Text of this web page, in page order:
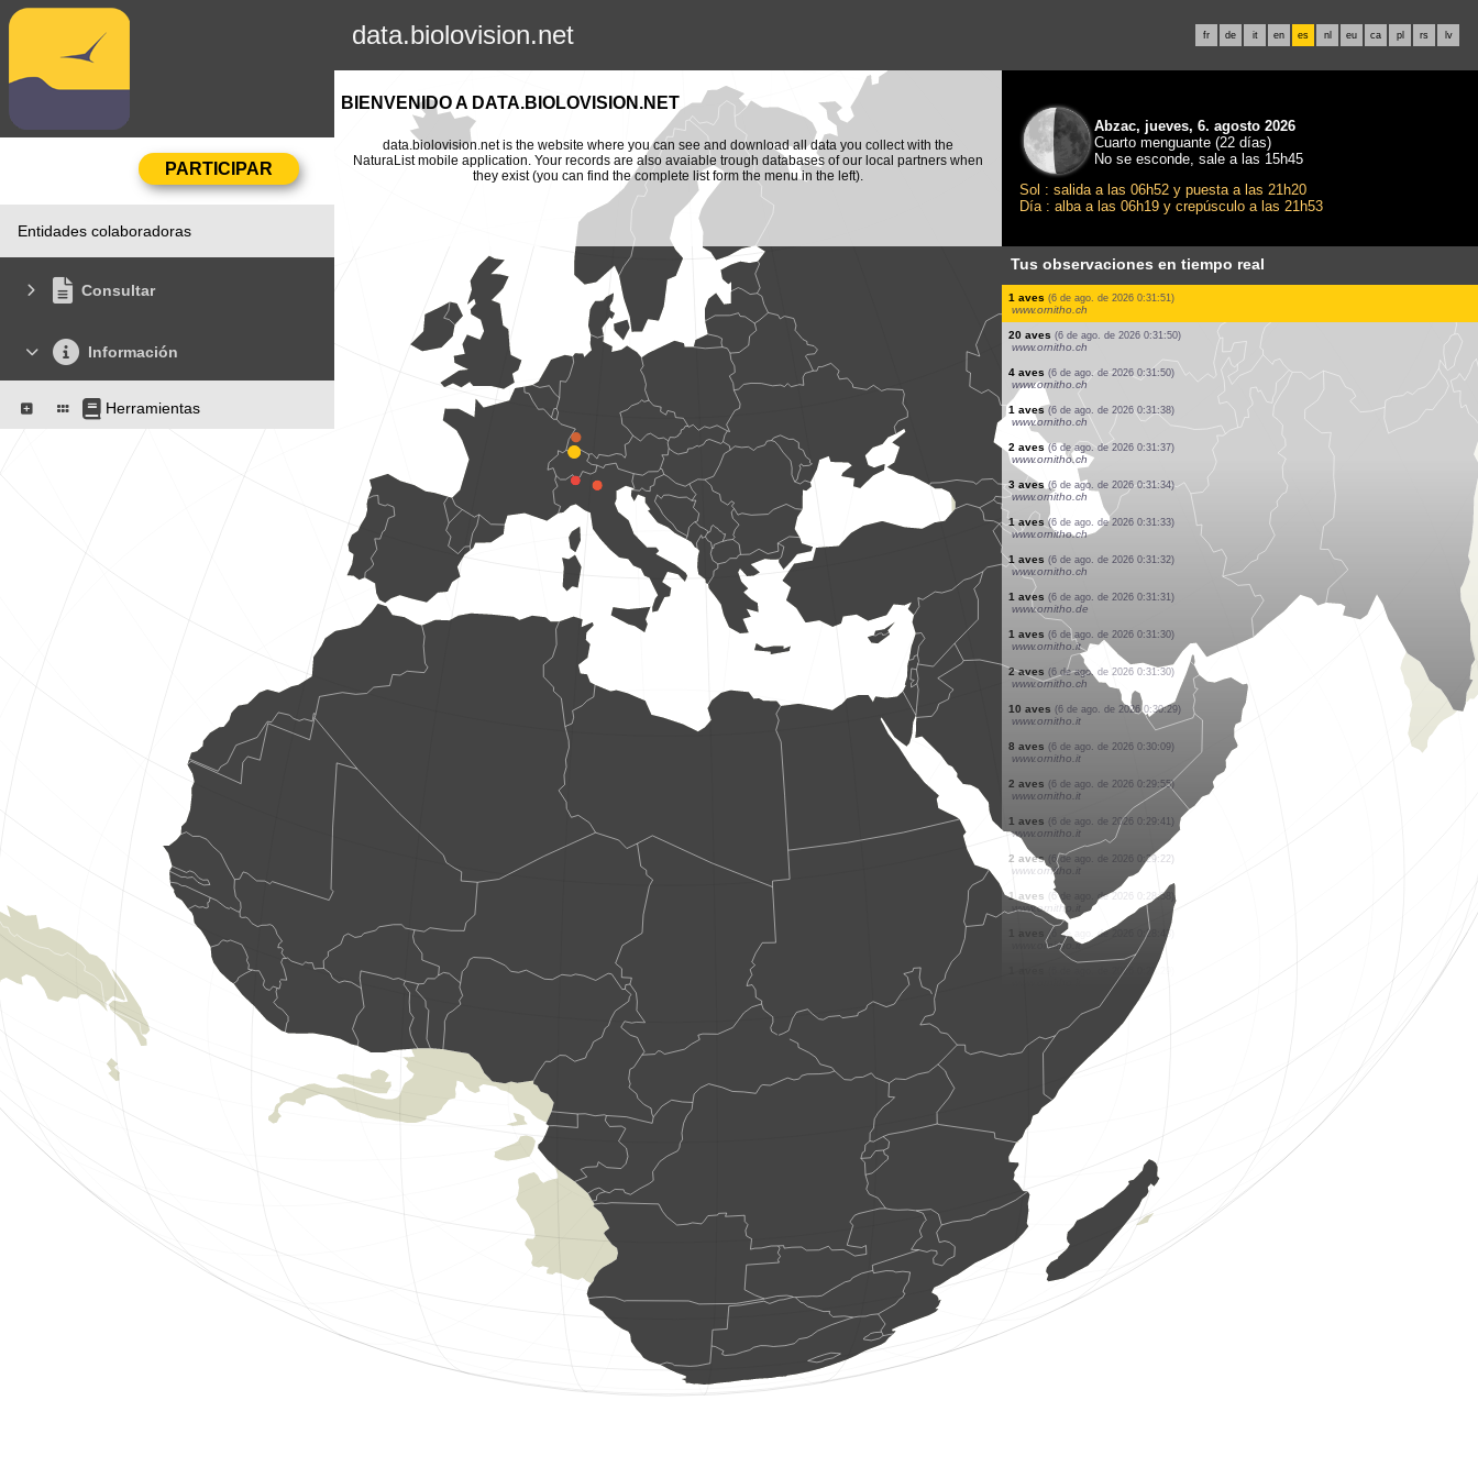
data.biolovision.net fr de it en es nl eu ca pl rs lv
Entidades colaboradoras
Consultar
Información
Herramientas
BIENVENIDO A DATA.BIOLOVISION.NET
data.biolovision.net is the website where you can see and download all data you collect with the
NaturaList mobile application. Your records are also avaiable trough databases of our local partners when
they exist (you can find the complete list form the menu in the left).
Abzac, jueves, 6. agosto 2026
Cuarto menguante (22 días)
No se esconde, sale a las 15h45
Sol : salida a las 06h52 y puesta a las 21h20
Día : alba a las 06h19 y crepúsculo a las 21h53
Tus observaciones en tiempo real
2 aves (6 de ago. de 2026 0:35:58)
www.ornitho.it
1 aves (6 de ago. de 2026 0:35:47)
www.ornitho.it
20 aves (6 de ago. de 2026 0:35:21)
www.ornitho.it
7 aves (6 de ago. de 2026 0:34:26)
www.ornitho.it
1 aves (6 de ago. de 2026 0:33:25)
www.ornitho.it
1 aves (6 de ago. de 2026 0:33:00)
www.ornitho.it
2 aves (6 de ago. de 2026 0:32:12)
www.ornitho.it
2 aves (6 de ago. de 2026 0:32:02)
www.ornitho.de
1 aves (6 de ago. de 2026 0:31:51)
www.ornitho.ch
20 aves (6 de ago. de 2026 0:31:50)
www.ornitho.ch
4 aves (6 de ago. de 2026 0:31:50)
www.ornitho.ch
1 aves (6 de ago. de 2026 0:31:38)
www.ornitho.ch
2 aves (6 de ago. de 2026 0:31:37)
www.ornitho.ch
3 aves (6 de ago. de 2026 0:31:34)
www.ornitho.ch
1 aves (6 de ago. de 2026 0:31:33)
www.ornitho.ch
1 aves (6 de ago. de 2026 0:31:32)
www.ornitho.ch
1 aves (6 de ago. de 2026 0:31:31)
www.ornitho.de
(6 de ago. de 2026 0:31:30)
www.ornitho.it
(6 de ago. de 2026 0:31:30)
(6 de ago. de 2026 0:30:29)
www.ornitho.it
8 aves (6 de ago. de 2026 0:30:09)
www.ornitho.it
(6 de ago. de 2026 0:29:55)
www.ornitho.it
1 aves
www.ornitho.it
2 aves (6 de ago. de 2026 0:29:22)
www.ornitho.it
1 aves (6 de ago. de 2026 0:28:58)
www.ornitho.it
1 aves (6 de ago. de 2026 0:28:43)
www.ornitho.it
(6 de ago. de 2026 0:28:29)
www.ornitho.it
(6 de ago. de 2026 0:28:07)
www.ornitho.it